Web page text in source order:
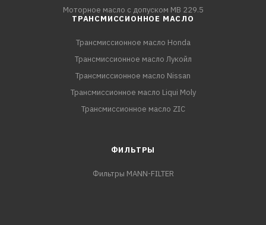
Моторное масло с допуском MB 229.5
ТРАНСМИССИОННОЕ МАСЛО
Трансмиссионное масло Honda
Трансмиссионное масло Лукойл
Трансмиссионное масло Nissan
Трансмиссионное масло Liqui Moly
Трансмиссионное масло ZIC
ФИЛЬТРЫ
Фильтры MANN-FILTER